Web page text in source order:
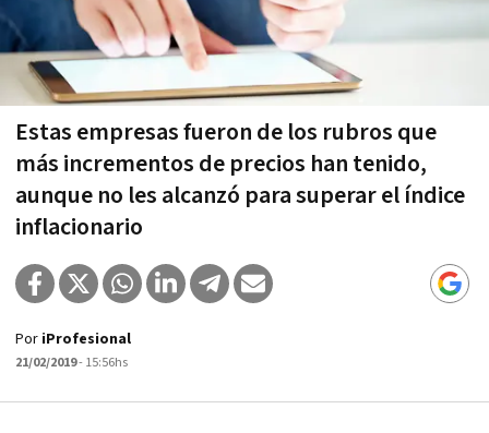
Estas empresas fueron de los rubros que
más incrementos de precios han tenido,
aunque no les alcanzó para superar el índice
inflacionario
Por iProfesional
21/02/2019- 15:56hs